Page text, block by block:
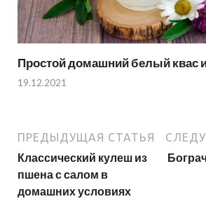
Простой домашний белый квас
19.12.2021
ПРЕДЫДУЩАЯ СТАТЬЯ
Классический кулеш из
пшена с салом в
домашних условиях